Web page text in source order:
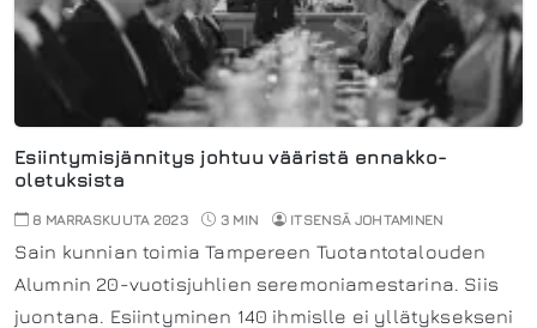
Esiintymisjännitys johtuu vääristä ennakko-
oletuksista
8 MARRASKUUTA 2023 3 MIN ITSENSÄ JOHTAMINEN
Sain kunnian toimia Tampereen Tuotantotalouden
Alumnin 20-vuotisjuhlien seremoniamestarina. Siis
juontana. Esiintyminen 140 ihmislle ei yllätyksekseni